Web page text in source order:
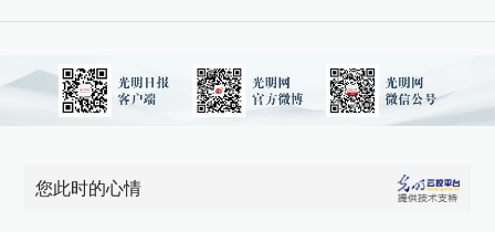
您此时的心情